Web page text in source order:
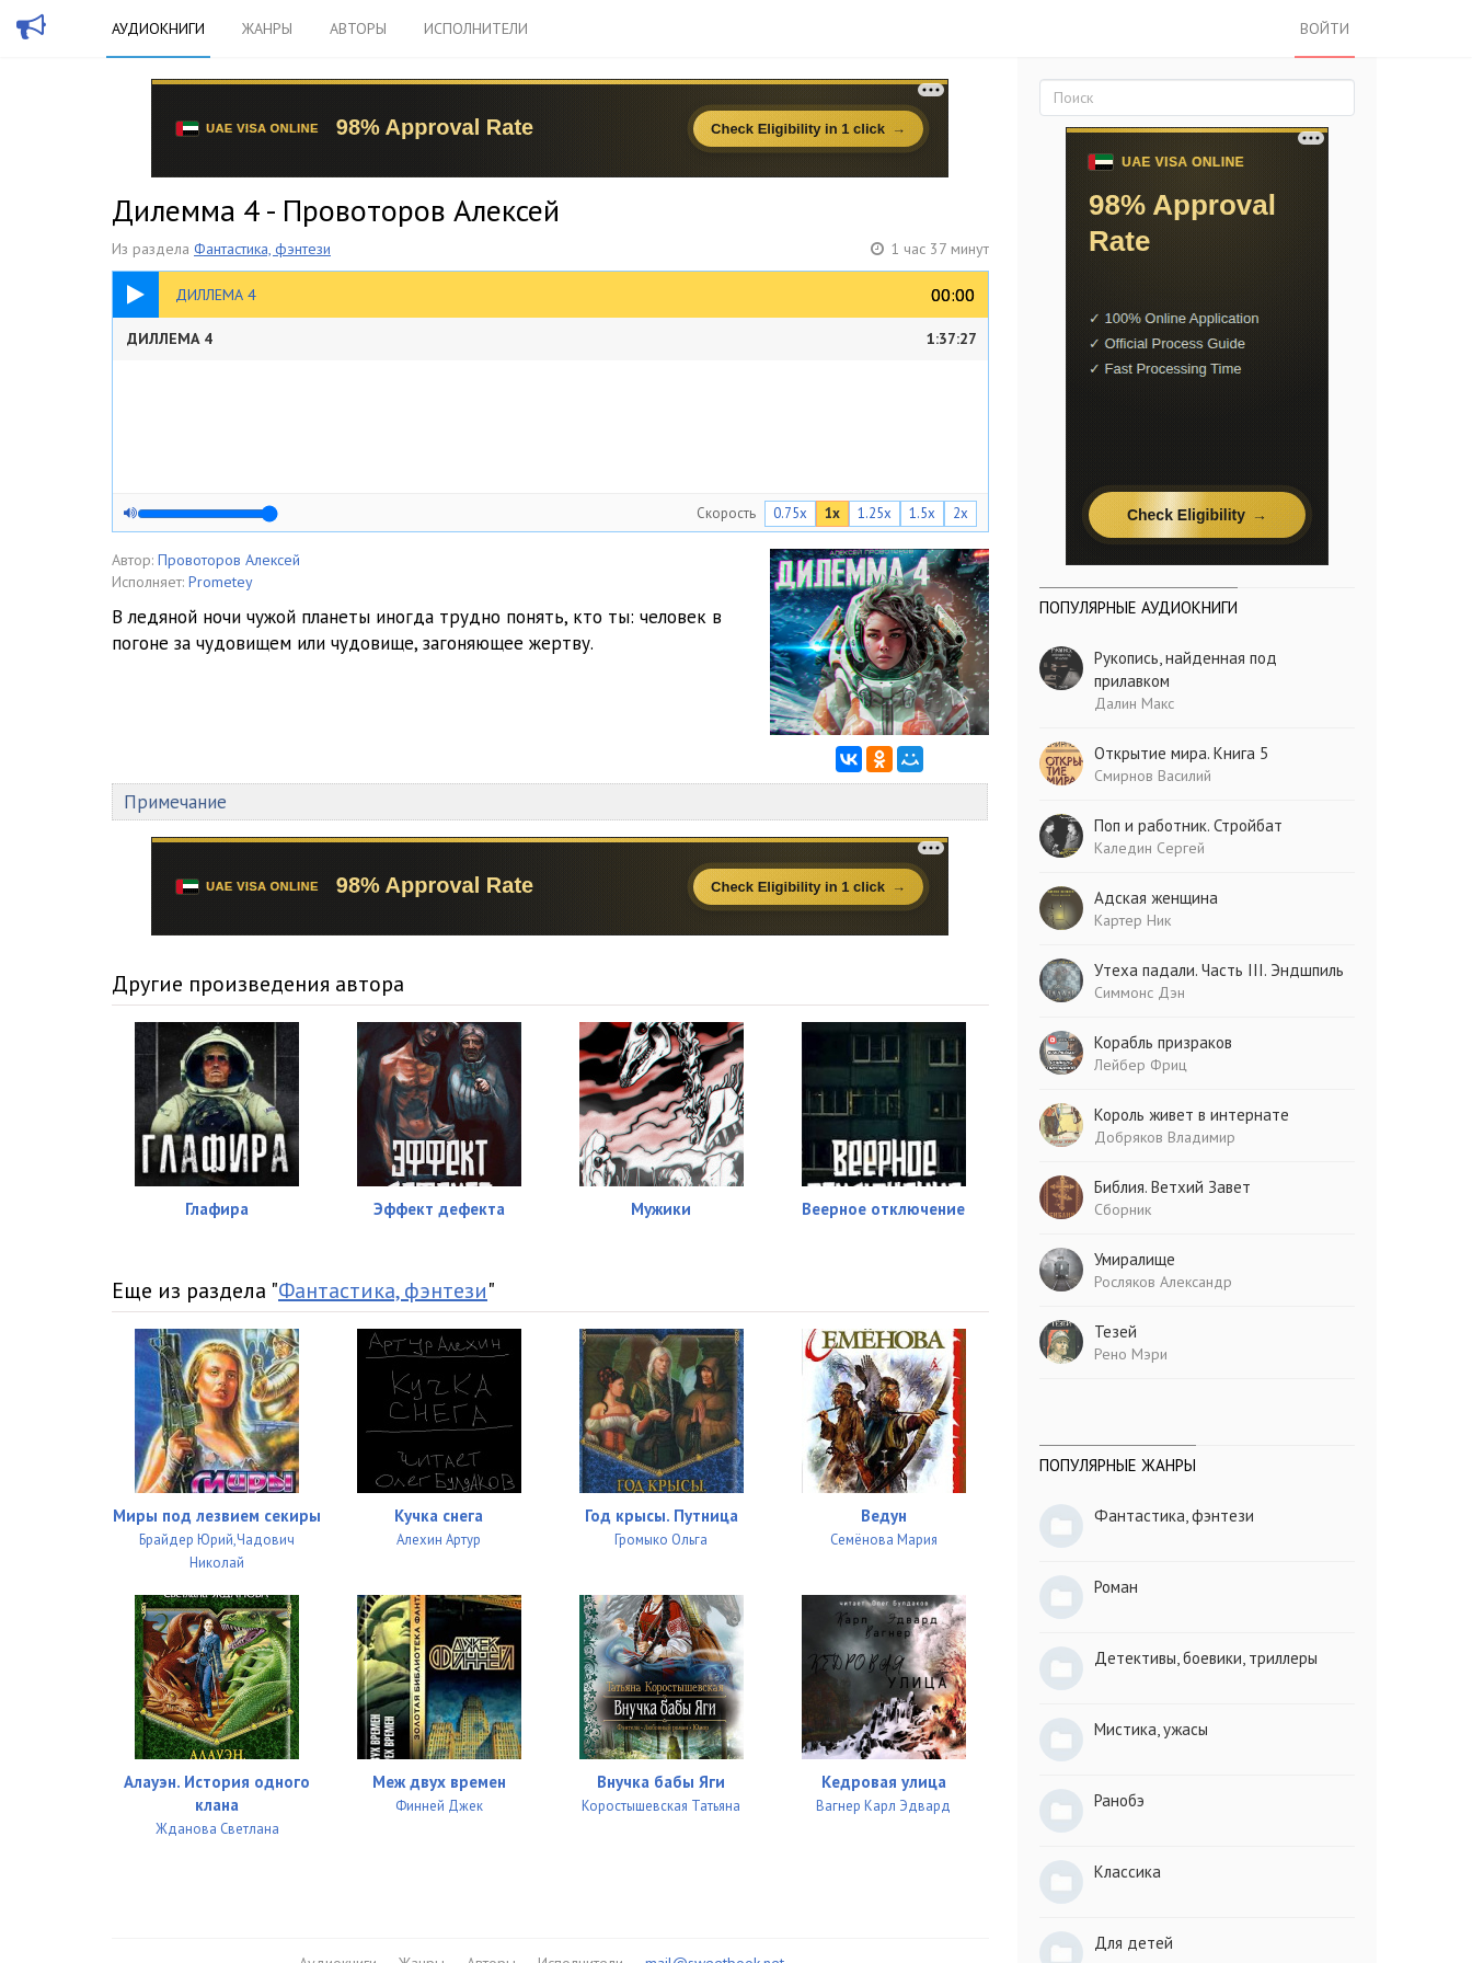
АУДИОКНИГИ ЖАНРЫ АВТОРЫ ИСПОЛНИТЕЛИ ВОЙТИ
Дилемма 4 - Провоторов Алексей
Из раздела Фантастика, фэнтези 1 час 37 минут
ДИЛЛЕМА 4 00:00
00:00
1:37:27
ДИЛЛЕМА 4 1:37:27
Скорость 0.75x 1x 1.25x 1.5x 2x
Автор: Провоторов Алексей
Исполняет: Prometey
В ледяной ночи чужой планеты иногда трудно понять, кто ты: человек в
погоне за чудовищем или чудовище, загоняющее жертву.
Примечание
Другие произведения автора
Глафира Эффект дефекта Мужики Веерное отключение
Еще из раздела "Фантастика, фэнтези"
Миры под лезвием секиры
Брайдер Юрий,Чадович
Николай
Кучка снега
Алехин Артур
Год крысы. Путница
Громыко Ольга
Ведун
Семёнова Мария
Алауэн. История одного
клана
Жданова Светлана
Меж двух времен
Финней Джек
Внучка бабы Яги
Коростышевская Татьяна
Кедровая улица
Вагнер Карл Эдвард
ПОПУЛЯРНЫЕ АУДИОКНИГИ
Рукопись, найденная под
прилавком
Далин Макс
Открытие мира. Книга 5
Смирнов Василий
Поп и работник. Стройбат
Каледин Сергей
Адская женщина
Картер Ник
Утеха падали. Часть III. Эндшпиль
Симмонс Дэн
Корабль призраков
Лейбер Фриц
Король живет в интернате
Добряков Владимир
Библия. Ветхий Завет
Сборник
Умиралище
Росляков Александр
Тезей
Рено Мэри
ПОПУЛЯРНЫЕ ЖАНРЫ
Фантастика, фэнтези
Роман
Детективы, боевики, триллеры
Мистика, ужасы
Ранобэ
Классика
Для детей